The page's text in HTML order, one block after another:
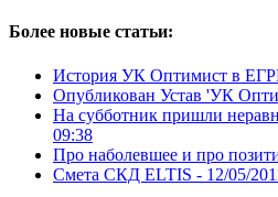
Более новые статьи:
История УК Оптимист в
Опубликован Устав 'УК
На субботник пришли
09:38
Про наболевшее и про
Смета СКД ELTIS - 12/05/